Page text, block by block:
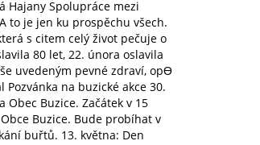
Hajany Spolupráce mezi
to je jen ku prospěchu všech.
s citem celý život pečuje o
80 let, 22. února oslavila
uvedeným pevné zdraví, opƟ
na buzické akce 30.
Buzice. Začátek v 15
Buzice. Bude probíhat v
buřtů. 13. května: Den